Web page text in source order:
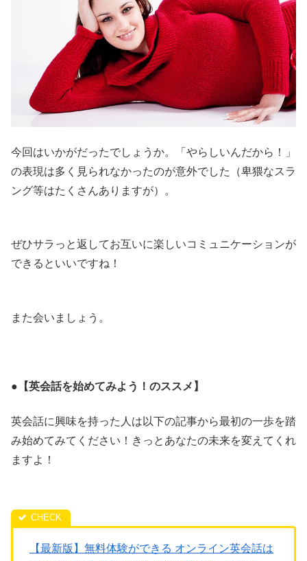
今回はいかがだったでしょうか。「やらしいんだから！」
の表現は多く見られなかったのが意外でした（卑猥なスラ
ング等はたくさんありますが）。
ぜひサラっと返してお互いに楽しいコミュニケーションが
できるといいですね！
また会いましょう。
●【英会話を始めてみよう！のススメ】
英会話に興味を持った人は以下の記事から最初の一歩を踏
み始めてみてください！きっとあなたの未来を変えてくれ
ますよ！
【最新版】無料体験ができる オンライン英会話は